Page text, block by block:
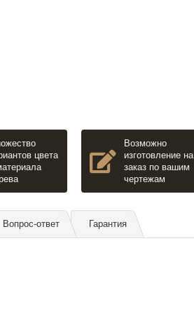
цвета
Возможно
изготовление на
заказ по вашим
чертежам
Вопрос-ответ Гарантия